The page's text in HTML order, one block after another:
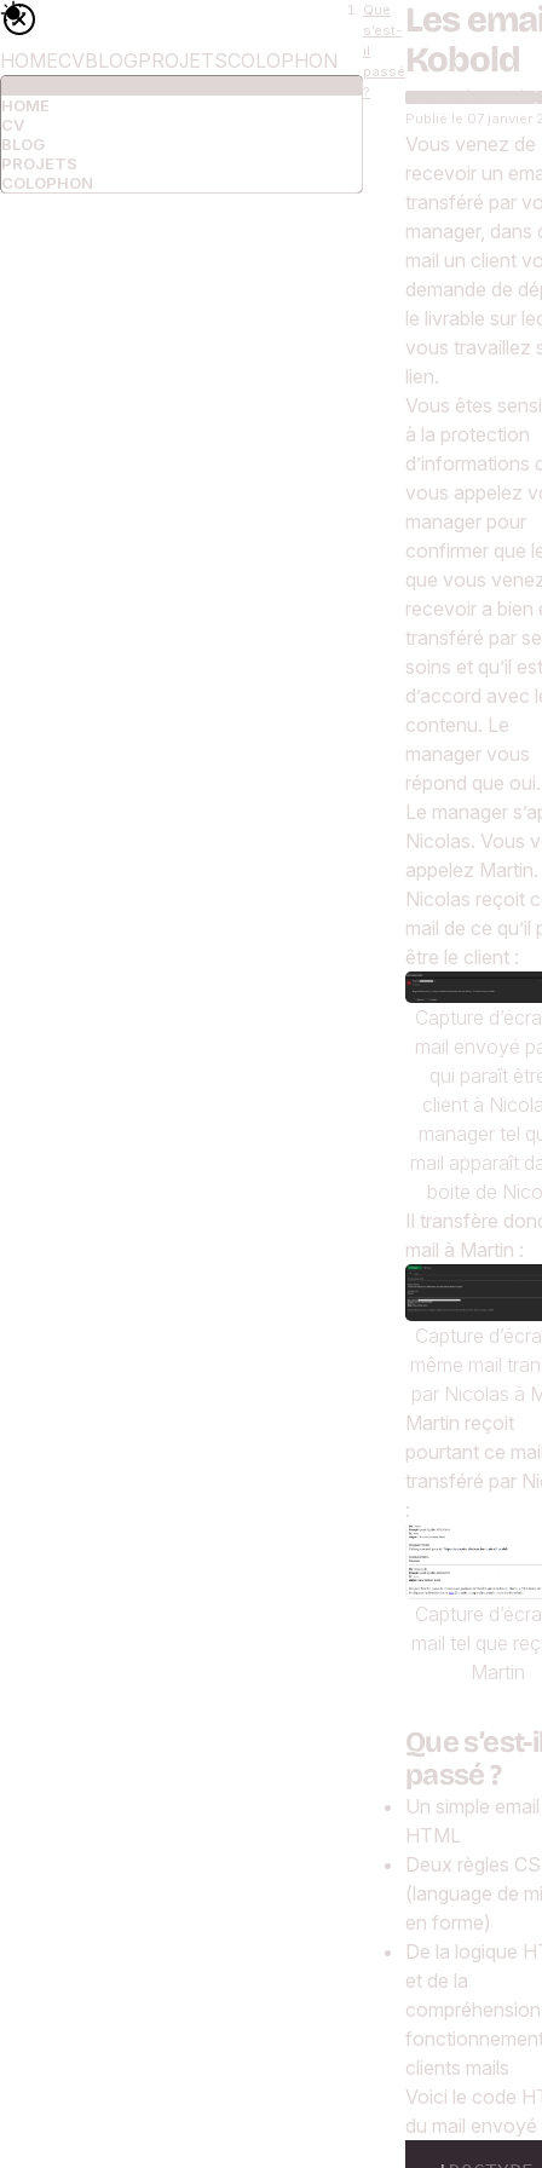
HOMECVBLOGPROJETSCOLOPHON
NAVIGATION
HOME
CV
BLOG
PROJETS
COLOPHON
Que
s’est-
il
passé
?
Les
Kobold
CYBERSÉCURITÉ
Publié le 07 janvier
Vous venez de
recevoir un
transféré par
manager, dans
mail un client
demande de
le livrable sur
vous travaillez
lien.
Vous êtes
à la protection
d’informations
vous appelez
manager pour
confirmer que
que vous
recevoir a bien
transféré par
soins et qu’il est
d’accord avec
contenu. Le
manager vous
répond que oui.
Le manager
Nicolas. Vous
appelez Martin.
Nicolas reçoit
mail de ce qu’il
être le client :
Capture
mail envoyé
qui paraît
client à
manager tel
mail apparaît
boite de
Il transfère
mail à Martin :
Capture
même mail
par Nicolas à
Martin reçoit
pourtant ce
transféré par
:
Capture
mail tel que
Martin
Que s’est-
passé ?
Un simple email
HTML
Deux règles
(language de
en forme)
De la logique
et de la
clients mails
Voici le code
du mail envoyé